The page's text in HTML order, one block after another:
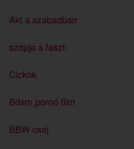
Akt a szabadban
szopja a faszt.
Cickók
Bdsm pornó film
BBW csaj